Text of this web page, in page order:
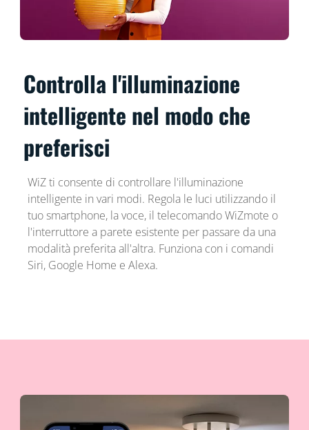
Controlla l'illuminazione
intelligente nel modo che
preferisci
WiZ ti consente di controllare l'illuminazione
intelligente in vari modi. Regola le luci utilizzando il
tuo smartphone, la voce, il telecomando WiZmote o
l'interruttore a parete esistente per passare da una
modalità preferita all'altra. Funziona con i comandi
Siri, Google Home e Alexa.